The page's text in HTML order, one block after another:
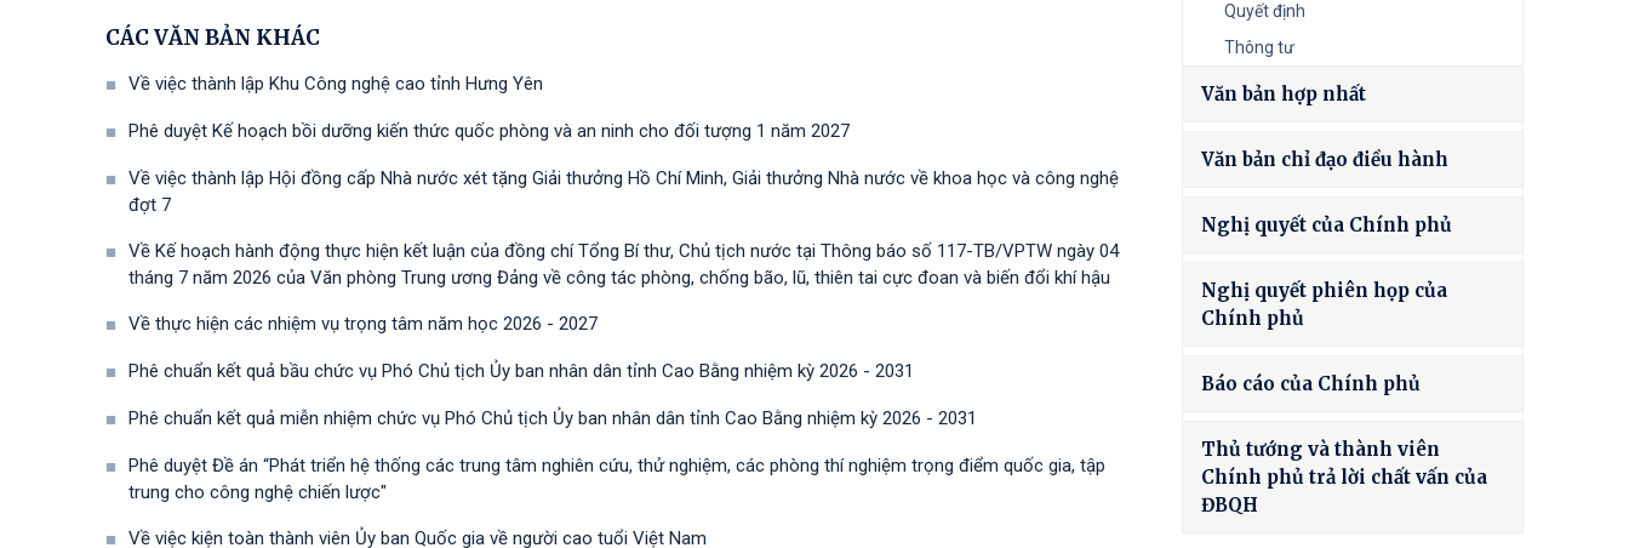
CÁC VĂN BẢN KHÁC
Về việc thành lập Khu Công nghệ cao tỉnh Hưng Yên
Phê duyệt Kế hoạch bồi dưỡng kiến thức quốc phòng và an ninh cho đối tượng 1 năm 2027
Về việc thành lập Hội đồng cấp Nhà nước xét tặng Giải thưởng Hồ Chí Minh, Giải thưởng Nhà nước về khoa học và công nghệ
đợt 7
Về Kế hoạch hành động thực hiện kết luận của đồng chí Tổng Bí thư, Chủ tịch nước tại Thông báo số 117-TB/VPTW ngày 04
tháng 7 năm 2026 của Văn phòng Trung ương Đảng về công tác phòng, chống bão, lũ, thiên tai cực đoan và biến đổi khí hậu
Về thực hiện các nhiệm vụ trọng tâm năm học 2026 - 2027
Phê chuẩn kết quả bầu chức vụ Phó Chủ tịch Ủy ban nhân dân tỉnh Cao Bằng nhiệm kỳ 2026 - 2031
Phê chuẩn kết quả miễn nhiệm chức vụ Phó Chủ tịch Ủy ban nhân dân tỉnh Cao Bằng nhiệm kỳ 2026 - 2031
Phê duyệt Đề án “Phát triển hệ thống các trung tâm nghiên cứu, thử nghiệm, các phòng thí nghiệm trọng điểm quốc gia, tập
trung cho công nghệ chiến lược"
Về việc kiện toàn thành viên Ủy ban Quốc gia về người cao tuổi Việt Nam
Quyết định
Thông tư
Văn bản hợp nhất
Văn bản chỉ đạo điều hành
Nghị quyết của Chính phủ
Nghị quyết phiên họp của
Chính phủ
Báo cáo của Chính phủ
Thủ tướng và thành viên
Chính phủ trả lời chất vấn của
ĐBQH